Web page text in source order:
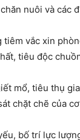
nuôi và các
vắc xin
tiêu độc
mổ, tiêu thụ
chặt chẽ của
bố trí lực